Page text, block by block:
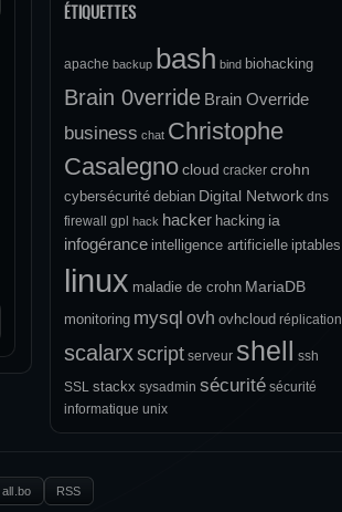
ÉTIQUETTES
apache backup bash bind biohacking
Brain 0verride Brain Override
business chat Christophe
Casalegnocloud cracker crohn
cybersécurité debian Digital Network dns
firewall
gpl hack hacker hacking ia
infogérance intelligence artificielle iptables
linux maladie de crohn MariaDB
monitoring mysql ovh ovhcloud réplication
scalarxscript serveur shell
ssh
SSL stackx sysadmin sécurité sécurité
informatique unix
all.bo
RSS